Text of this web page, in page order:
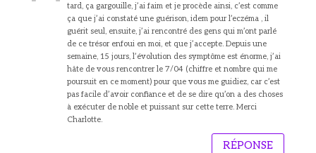
tard, ça gargouille, j’ai faim et je procède ainsi, c’est comme
ça que j’ai constaté une guérison, idem pour l’eczéma , il
guérit seul, ensuite, j’ai rencontré des gens qui m’ont parlé
de ce trésor enfoui en moi, et que j’accepte. Depuis une
semaine, 15 jours, l’évolution des symptôme est énorme, j’ai
hâte de vous rencontrer le 7/04 (chiffre et nombre qui me
poursuit en ce moment) pour que vous me guidiez, car c’est
pas facile d’avoir confiance et de se dire qu’on a des choses
à exécuter de noble et puissant sur cette terre. Merci
Charlotte.
RÉPONSE